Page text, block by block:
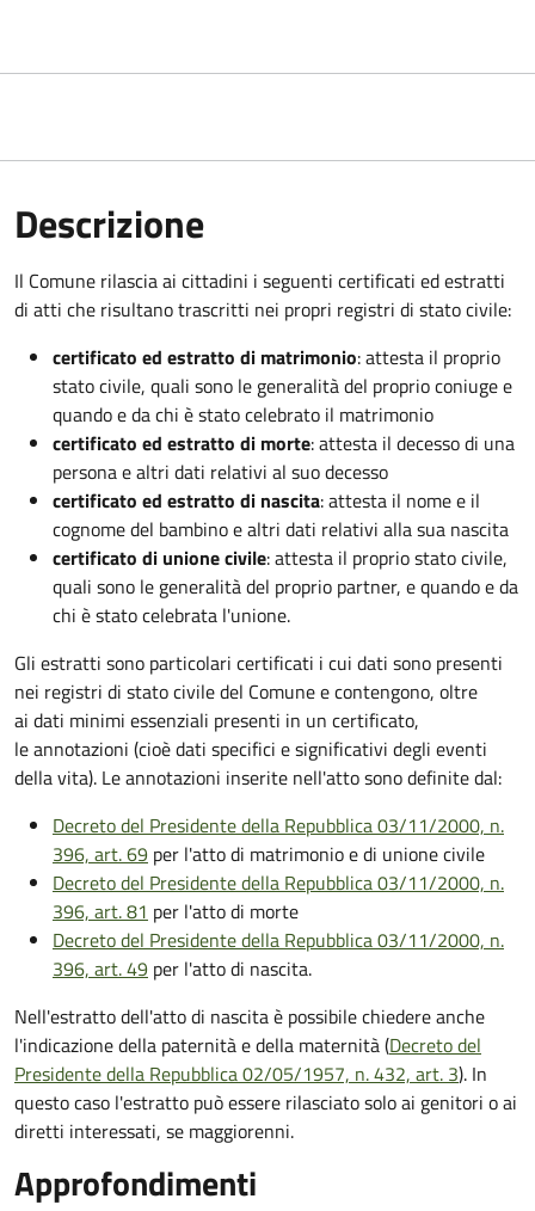
Descrizione
Il Comune rilascia ai cittadini i seguenti certificati ed estratti
di atti che risultano trascritti nei propri registri di stato civile:
certificato ed estratto di matrimonio: attesta il proprio
stato civile, quali sono le generalità del proprio coniuge e
quando e da chi è stato celebrato il matrimonio
certificato ed estratto di morte: attesta il decesso di una
persona e altri dati relativi al suo decesso
certificato ed estratto di nascita: attesta il nome e il
cognome del bambino e altri dati relativi alla sua nascita
certificato di unione civile: attesta il proprio stato civile,
quali sono le generalità del proprio partner, e quando e da
chi è stato celebrata l'unione.
Gli estratti sono particolari certificati i cui dati sono presenti
nei registri di stato civile del Comune e contengono, oltre
ai dati minimi essenziali presenti in un certificato,
le annotazioni (cioè dati specifici e significativi degli eventi
della vita). Le annotazioni inserite nell'atto sono definite dal:
Decreto del Presidente della Repubblica 03/11/2000, n.
396, art. 69 per l'atto di matrimonio e di unione civile
Decreto del Presidente della Repubblica 03/11/2000, n.
396, art. 81 per l'atto di morte
Decreto del Presidente della Repubblica 03/11/2000, n.
396, art. 49 per l'atto di nascita.
Nell'estratto dell'atto di nascita è possibile chiedere anche
l'indicazione della paternità e della maternità (Decreto del
Presidente della Repubblica 02/05/1957, n. 432, art. 3). In
questo caso l'estratto può essere rilasciato solo ai genitori o ai
diretti interessati, se maggiorenni.
Approfondimenti